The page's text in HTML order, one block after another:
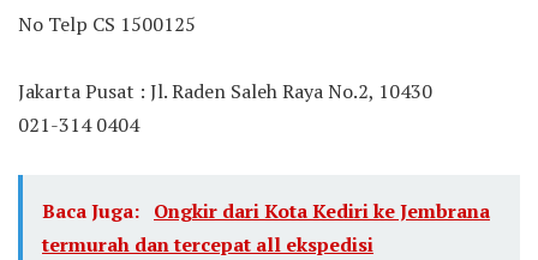
No Telp CS 1500125
Jakarta Pusat : Jl. Raden Saleh Raya No.2, 10430
021-314 0404
Baca Juga: Ongkir dari Kota Kediri ke Jembrana
termurah dan tercepat all ekspedisi